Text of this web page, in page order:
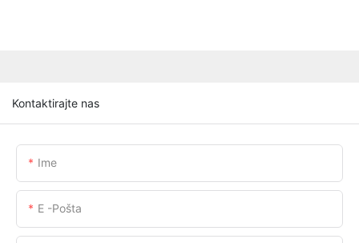
Kontaktirajte nas
Ime
E -pošta